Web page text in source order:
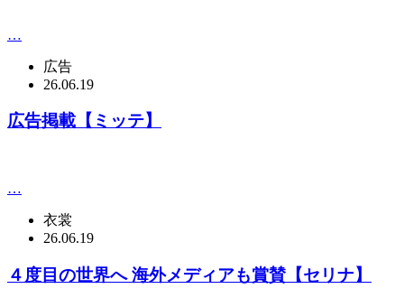
…
広告
26.06.19
広告掲載【ミッテ】
…
衣裳
26.06.19
４度目の世界へ 海外メディアも賞賛【セリナ】